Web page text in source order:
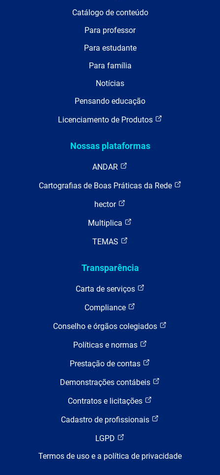
Catálogo de conteúdo
Para professor
Para estudante
Para família
Notícias
Pensando educação
Licenciamento de Produtos
Nossas plataformas
ANDAR
Cartografias de Boas Práticas da Rede
hector
Multiplica
TEMAS
Transparência
Carta de serviços
Compliance
Conselho e órgãos colegiados
Políticas e normas
Prestação de contas
Demonstrações contábeis
Contratos e licitações
Cadastro de profissionais
LGPD
Termos de uso e a política de privacidade